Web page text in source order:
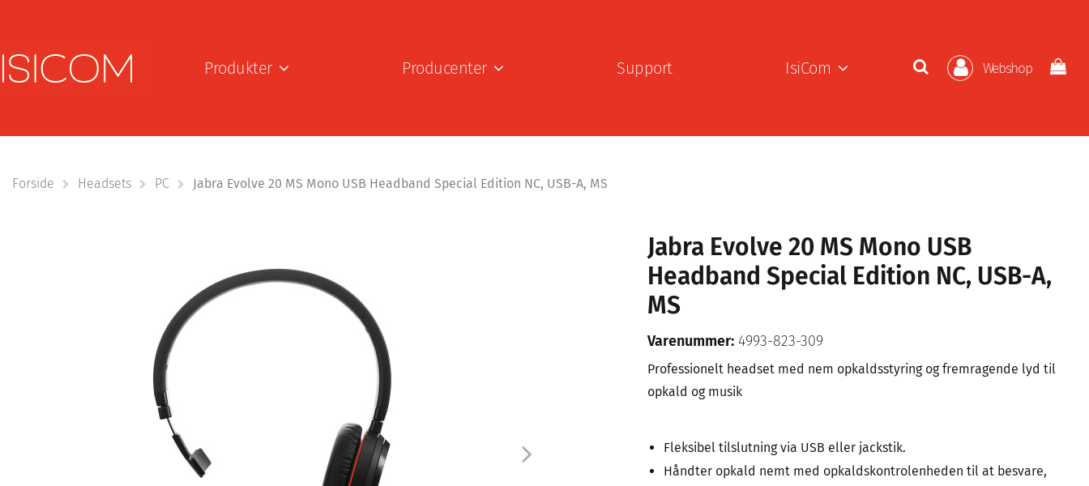
Produkter Producenter Support IsiCom Webshop
Forside Headsets PC Jabra Evolve 20 MS Mono USB Headband Special Edition NC, USB-A, MS
Jabra Evolve 20 MS Mono USB
Headband Special Edition NC, USB-A,
MS
Varenummer: 4993-823-309
Professionelt headset med nem opkaldsstyring og fremragende lyd til
opkald og musik
Fleksibel tilslutning via USB eller jackstik.
Håndter opkald nemt med opkaldskontrolenheden til at besvare,